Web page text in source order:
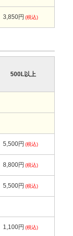
3,850円 (税込)
500L以上
5,500円 (税込)
8,800円 (税込)
5,500円 (税込)
1,100円 (税込)